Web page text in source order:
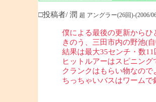
□投稿者/ 潤 超 アングラー(26回)-(2006/
僕による最後の更新からひ
きのう、三田市内の野池(
結果は最大35センチ・数
ヒットルアーはスピニン
クランクはもらい物なので
ちっちゃいバスはワーム